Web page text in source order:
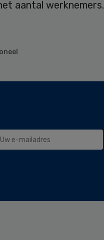
aantal werknemers.